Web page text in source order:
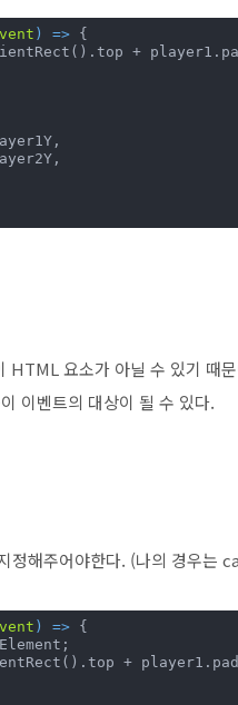
) => {
요소가 아닐 수 있기 때
이벤트의 대상이 될 수 있다.
해주어야한다. (나의 경우는
) => {